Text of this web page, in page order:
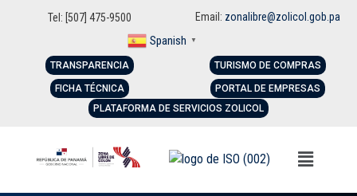
Tel: [507] 475-9500 Email: zonalibre@zolicol.gob.pa
Spanish ▼
TRANSPARENCIA
FICHA TÉCNICA
TURISMO DE COMPRAS
PORTAL DE EMPRESAS
PLATAFORMA DE SERVICIOS ZOLICOL